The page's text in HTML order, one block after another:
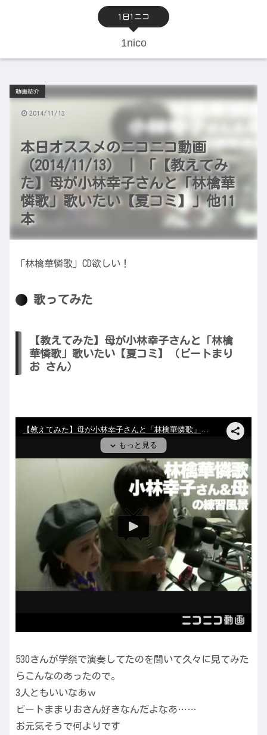
1日1ニコ
1nico
本日オススメのニコニコ動画
（2014/11/13） | 「【教えてみ
た】母が小林幸子さんと「林檎華
憐歌」歌いたい【夏コミ】」他11
本
動画紹介
2014/11/13
「林檎華憐歌」CD欲しい！
歌ってみた
【教えてみた】母が小林幸子さんと「林檎
華憐歌」歌いたい【夏コミ】（ビートまり
お さん）
530さんが学祭で演奏してたのを聞いて久々に見てみた
らこんなのあったので。
3人ともいいなあｗ
ビートままりおさん好きなんだよなあ……
お元気そうで何よりです